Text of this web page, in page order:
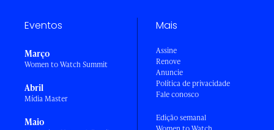
Eventos
Março
Women to Watch Summit
Abril
Mídia Master
Maio
Mais
Assine
Renove
Anuncie
Política de privacidade
Fale conosco
Edição semanal